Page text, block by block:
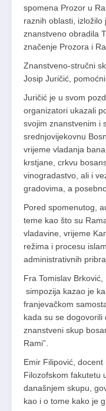
spomena Prozor u
raznih oblasti,
znanstveno obradila
značenje Prozora i
Znanstveno-stručni
Josip Juričić,
Juričić je u svom
organizatori ukazali
svojim znanstvenim i
srednjovijekovnu
vrijeme vladanja
krstjane, crkvu
vinogradastvo, ali i
gradovima, a
Pored spomenutog,
teme kao što su
vladavine, vrijeme
režima i procesu
administrativnih
Fra Tomislav
simpozija kazao je
franjevačkom
kada su se
znanstveni skup
Rami”.
Emir Filipović,
Filozofskom fakutetu
današnjem skupu,
kao i o tome kako je